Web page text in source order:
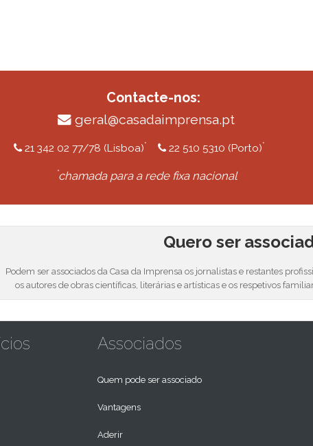
Contacte-nos:
geral@casadaimprensa.pt
21 342 02 77/78 (Lisboa)* 22 510 5310 (Porto)*
*chamada para a rede fixa nacional
Quero ser
Podem ser associados da Casa da Imprensa os jornalistas e restantes
os autores de obras científicas, literárias e artísticas e os respetivos
Associados
Quem pode ser associado
Vantagens
Aderir